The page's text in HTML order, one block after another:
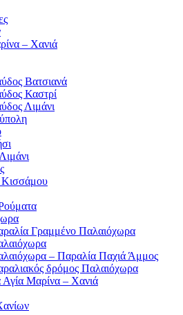
– Χανιά
Βατσιανά
Καστρί
Λιμάνι
Κισσάμου
Γραμμένο Παλαιόχωρα
– Παραλία Παχιά Άμμος
δρόμος Παλαιόχωρα
Αγία Μαρίνα – Χανιά